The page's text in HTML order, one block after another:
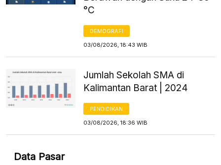
°C
DEMOGRAFI
03/08/2026, 18:43 WIB
Jumlah Sekolah SMA di
Kalimantan Barat | 2024
PENDIDIKAN
03/08/2026, 18:36 WIB
Data Pasar